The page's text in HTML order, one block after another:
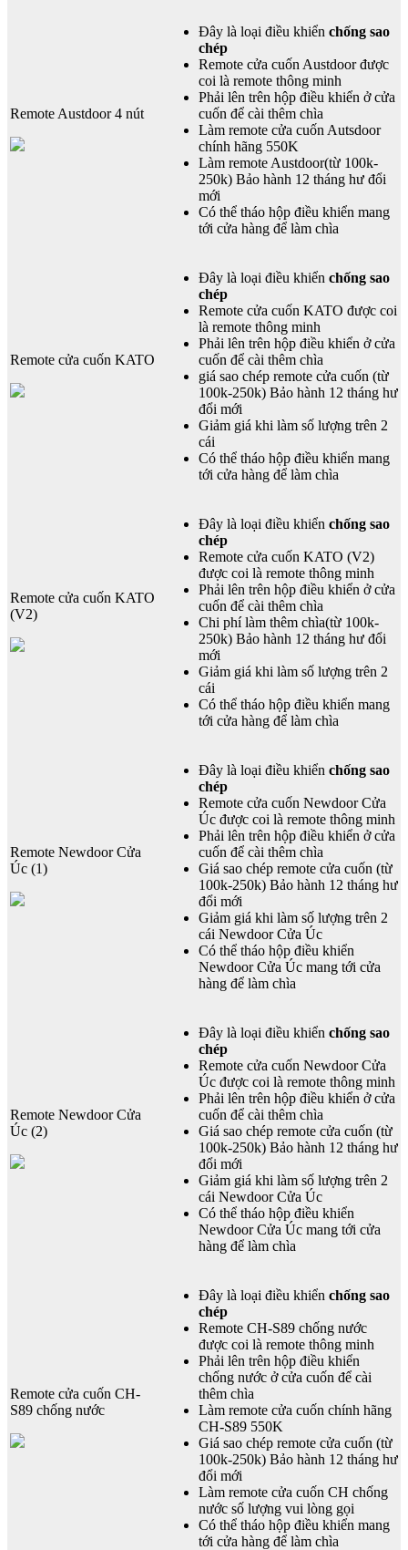
Remote Austdoor 4 nút
Đây là loại điều khiển chống sao
chép
Remote cửa cuốn Austdoor được
coi là remote thông minh
Phải lên trên hộp điều khiển ở cửa
cuốn để cài thêm chìa
Làm remote cửa cuốn Autsdoor
chính hãng 550K
Làm remote Austdoor(từ 100k-
250k) Bảo hành 12 tháng hư đổi
mới
Có thể tháo hộp điều khiển mang
tới cửa hàng để làm chìa
Remote cửa cuốn KATO
Đây là loại điều khiển chống sao
chép
Remote cửa cuốn KATO được coi
là remote thông minh
Phải lên trên hộp điều khiển ở cửa
cuốn để cài thêm chìa
giá sao chép remote cửa cuốn (từ
100k-250k) Bảo hành 12 tháng hư
đổi mới
Giảm giá khi làm số lượng trên 2
cái
Có thể tháo hộp điều khiển mang
tới cửa hàng để làm chìa
Remote cửa cuốn KATO
(V2)
Đây là loại điều khiển chống sao
chép
Remote cửa cuốn KATO (V2)
được coi là remote thông minh
Phải lên trên hộp điều khiển ở cửa
cuốn để cài thêm chìa
Chi phí làm thêm chìa(từ 100k-
250k) Bảo hành 12 tháng hư đổi
mới
Giảm giá khi làm số lượng trên 2
cái
Có thể tháo hộp điều khiển mang
tới cửa hàng để làm chìa
Remote Newdoor Cửa
Úc (1)
Đây là loại điều khiển chống sao
chép
Remote cửa cuốn Newdoor Cửa
Úc được coi là remote thông minh
Phải lên trên hộp điều khiển ở cửa
cuốn để cài thêm chìa
Giá sao chép remote cửa cuốn (từ
100k-250k) Bảo hành 12 tháng hư
đổi mới
Giảm giá khi làm số lượng trên 2
cái Newdoor Cửa Úc
Có thể tháo hộp điều khiển
Newdoor Cửa Úc mang tới cửa
hàng để làm chìa
Remote Newdoor Cửa
Úc (2)
Đây là loại điều khiển chống sao
chép
Remote cửa cuốn Newdoor Cửa
Úc được coi là remote thông minh
Phải lên trên hộp điều khiển ở cửa
cuốn để cài thêm chìa
Giá sao chép remote cửa cuốn (từ
100k-250k) Bảo hành 12 tháng hư
đổi mới
Giảm giá khi làm số lượng trên 2
cái Newdoor Cửa Úc
Có thể tháo hộp điều khiển
Newdoor Cửa Úc mang tới cửa
hàng để làm chìa
Remote cửa cuốn CH-
S89 chống nước
Đây là loại điều khiển chống sao
chép
Remote CH-S89 chống nước
được coi là remote thông minh
Phải lên trên hộp điều khiển
chống nước ở cửa cuốn để cài
thêm chìa
Làm remote cửa cuốn chính hãng
CH-S89 550K
Giá sao chép remote cửa cuốn (từ
100k-250k) Bảo hành 12 tháng hư
đổi mới
Làm remote cửa cuốn CH chống
nước số lượng vui lòng gọi
Có thể tháo hộp điều khiển mang
tới cửa hàng để làm chìa